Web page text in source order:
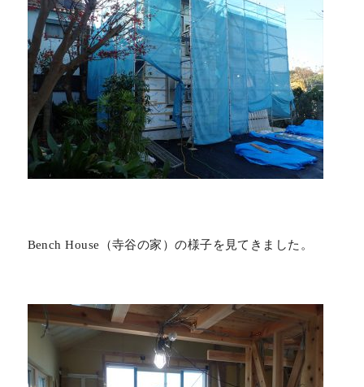
Bench House（寺谷の家）の様子を見てきました。